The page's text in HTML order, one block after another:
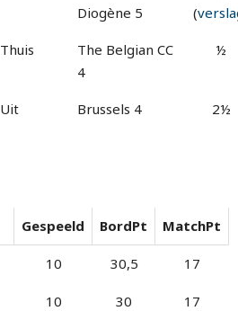
Diogène 5
(
Thuis
The Belgian CC
4
½
Uit Brussels 4 2½
Gespeeld BordPt MatchPt
10 30,5 17
10 30 17